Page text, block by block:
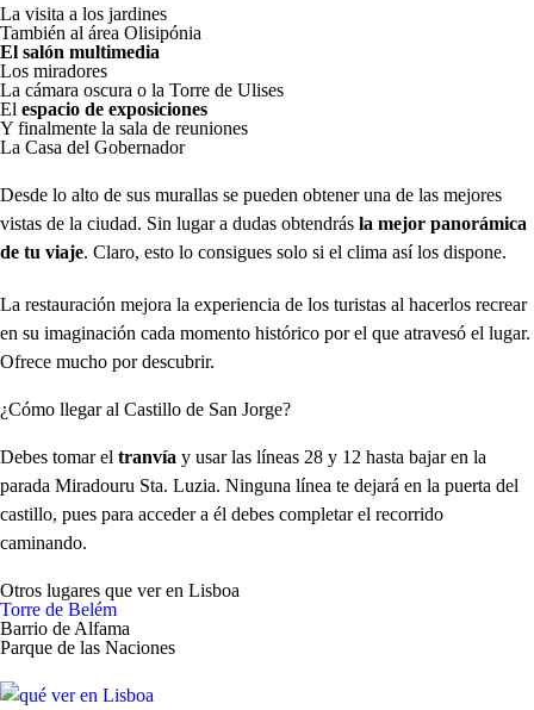
La visita a los jardines
También al área Olisipónia
El salón multimedia
Los miradores
La cámara oscura o la Torre de Ulises
El espacio de exposiciones
Y finalmente la sala de reuniones
La Casa del Gobernador
Desde lo alto de sus murallas se pueden obtener una de las mejores
vistas de la ciudad. Sin lugar a dudas obtendrás la mejor panorámica
de tu viaje. Claro, esto lo consigues solo si el clima así los dispone.
La restauración mejora la experiencia de los turistas al hacerlos recrear
en su imaginación cada momento histórico por el que atravesó el lugar.
Ofrece mucho por descubrir.
¿Cómo llegar al Castillo de San Jorge?
Debes tomar el tranvía y usar las líneas 28 y 12 hasta bajar en la
parada Miradouru Sta. Luzia. Ninguna línea te dejará en la puerta del
castillo, pues para acceder a él debes completar el recorrido
caminando.
Otros lugares que ver en Lisboa
Torre de Belém
Barrio de Alfama
Parque de las Naciones